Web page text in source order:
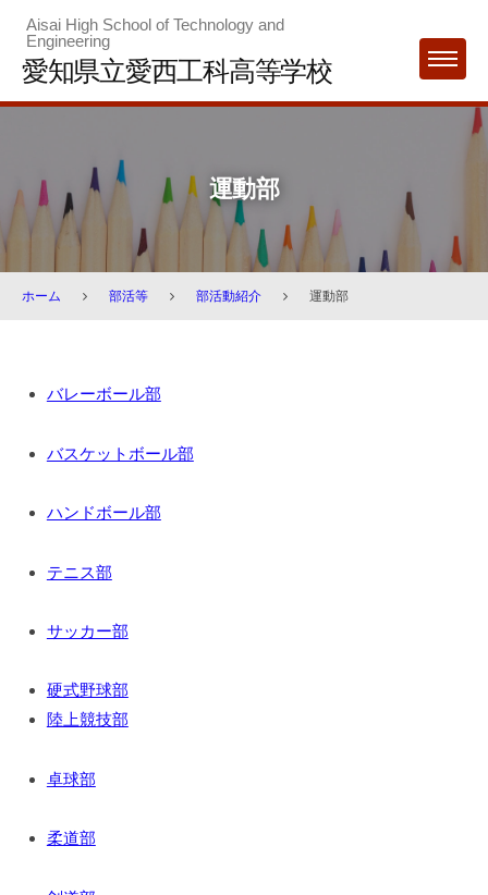
content
Aisai High School of Technology and
Engineering
愛知県立愛西工科高等学校 MENU
運動部
ホーム 部活等 部活動紹介 運動部
運
部
年
バレーボール部
バスケットボール部
ハンドボール部
テニス部
サッカー部
硬式野球部
陸上競技部
卓球部
柔道部